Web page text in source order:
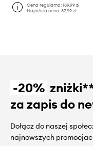
Cena regularna:189,99 zł
Najniższa cena:87,99 zł
-20%
za zapis do
Dołącz do naszej
najnowszych